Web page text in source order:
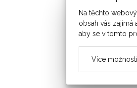
Na těchto
obsah vás
aby se v tomto
Více možností